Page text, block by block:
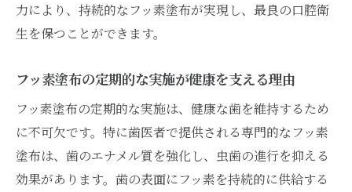
力により、持続的なフッ素塗布が実現し、最良の口腔衛
生を保つことができます。
フッ素塗布の定期的な実施が健康を支える理由
フッ素塗布の定期的な実施は、健康な歯を維持するため
に不可欠です。特に歯医者で提供される専門的なフッ素
塗布は、歯のエナメル質を強化し、虫歯の進行を抑える
効果があります。歯の表面にフッ素を持続的に供給する